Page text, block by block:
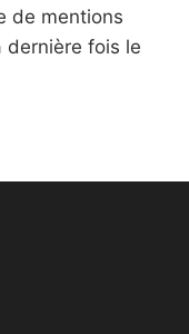
de mentions
dernière fois le